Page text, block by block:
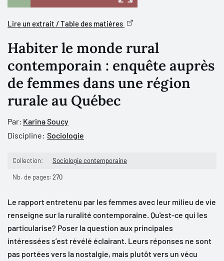
Lire un extrait / Table des matières
Habiter le monde rural
contemporain : enquête auprès
de femmes dans une région
rurale au Québec
Par: Karina Soucy
Discipline: Sociologie
Collection: Sociologie contemporaine
Nb. de pages:270
Le rapport entretenu par les femmes avec leur milieu de vie
renseigne sur la ruralité contemporaine. Qu'est-ce qui les
particularise? Poser la question aux principales
intéressées s’est révélé éclairant. Leurs réponses ne sont
pas portées vers la nostalgie, mais plutôt vers un vécu